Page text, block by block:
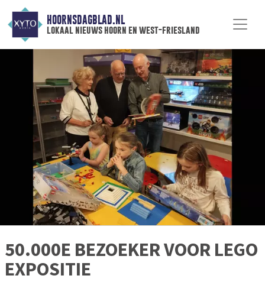
HOORNSDAGBLAD.NL
lokaal nieuws hoorn en west-friesland
50.000E BEZOEKER VOOR LEGO
EXPOSITIE